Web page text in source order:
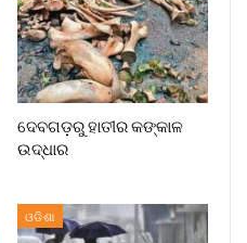
ଦେବଗଡ଼ରୁ ହାତୀର କଙ୍କାଳ
ଉଦ୍ଧାର
ଓଡିଶା